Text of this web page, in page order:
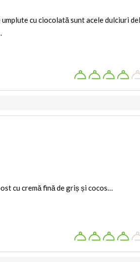
cu ciocolată sunt acele dulciuri
cu cremă fină de griș și cocos…